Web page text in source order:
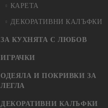
КАРЕТА
ДЕКОРАТИВНИ КАЛЪФКИ
ЗА КУХНЯТА С ЛЮБОВ
ИГРАЧКИ
ОДЕЯЛА И ПОКРИВКИ ЗА
ЛЕГЛА
ДЕКОРАТИВНИ КАЛЪФКИ